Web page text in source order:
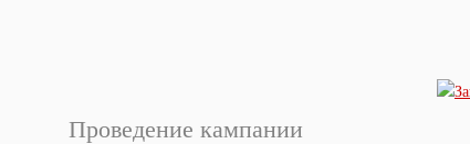
Проведение кампании